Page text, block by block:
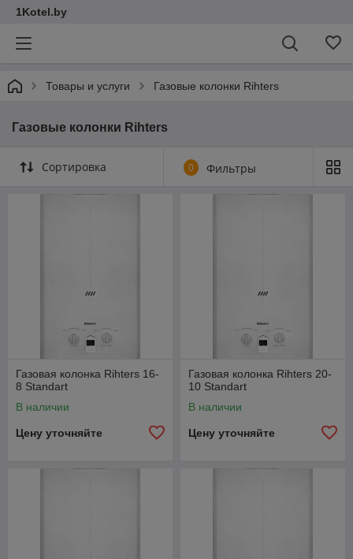
1Kotel.by
Товары и услуги Газовые колонки Rihters
Газовые колонки Rihters
Сортировка 0 Фильтры
Газовая колонка Rihters 16-
8 Standart
В наличии
Цену уточняйте
Газовая колонка Rihters 20-
10 Standart
В наличии
Цену уточняйте